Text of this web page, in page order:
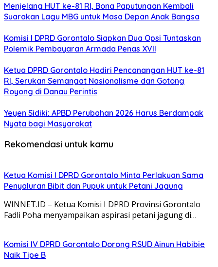
Menjelang HUT ke-81 RI, Bona Paputungan Kembali
Suarakan Lagu MBG untuk Masa Depan Anak Bangsa
Komisi I DPRD Gorontalo Siapkan Dua Opsi Tuntaskan
Polemik Pembayaran Armada Penas XVII
Ketua DPRD Gorontalo Hadiri Pencanangan HUT ke-81
RI, Serukan Semangat Nasionalisme dan Gotong
Royong di Danau Perintis
Yeyen Sidiki: APBD Perubahan 2026 Harus Berdampak
Nyata bagi Masyarakat
Rekomendasi untuk kamu
Ketua Komisi I DPRD Gorontalo Minta Perlakuan Sama
Penyaluran Bibit dan Pupuk untuk Petani Jagung
WINNET.ID – Ketua Komisi I DPRD Provinsi Gorontalo
Fadli Poha menyampaikan aspirasi petani jagung di…
Komisi IV DPRD Gorontalo Dorong RSUD Ainun Habibie
Naik Tipe B